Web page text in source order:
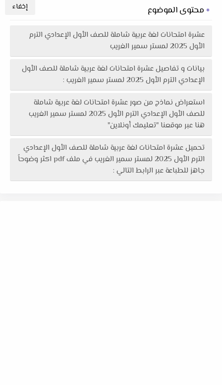
محتوى الموضوع
عشرة امتحانات لغة عربية شاملة للصف الأول الإعدادي الترم
الأول 2025 لمستر سمير الغريب
بيانات و تفاصيل عشرة امتحانات لغة عربية شاملة للصف الأول
الإعدادي الترم الأول 2025 لمستر سمير الغريب :
استعراض نماذج من صور عشرة امتحانات لغة عربية شاملة
للصف الأول الإعدادي الترم الأول 2025 لمستر سمير الغريب
هنا عبر موقعنا "تعليمك أونلاين"
تحميل عشرة امتحانات لغة عربية شاملة للصف الأول الإعدادي
الترم الأول 2025 لمستر سمير الغريب في ملف pdf اكثر وضوحاً
جاهز للطباعة عبر الرابط التالي :